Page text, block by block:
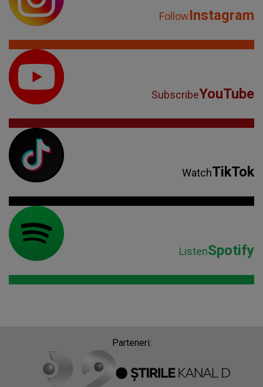
FollowInstagram
SubscribeYouTube
WatchTikTok
ListenSpotify
Parteneri: